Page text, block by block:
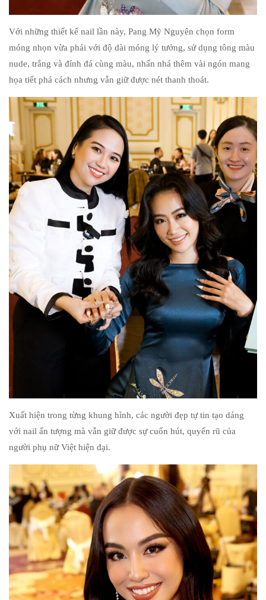
Với những thiết kế nail lần này, Pang Mỹ Nguyên chọn form
móng nhọn vừa phải với độ dài móng lý tưởng, sử dụng tông màu
nude, trắng và đính đá cùng màu, nhấn nhá thêm vài ngón mang
họa tiết phá cách nhưng vẫn giữ được nét thanh thoát.
Xuất hiện trong từng khung hình, các người đẹp tự tin tạo dáng
với nail ấn tượng mà vẫn giữ được sự cuốn hút, quyến rũ của
người phụ nữ Việt hiện đại.